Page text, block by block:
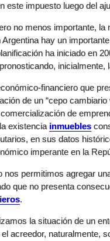
este impuesto luego del
no menos importante,
Argentina hay un
ha iniciado en
financiero que
de un “cepo
de
existencia inmuebles
en sus datos
imperante en la
nos permitimos agregar
que no presenta
.
la situación de un
acreedor, naturalmente,